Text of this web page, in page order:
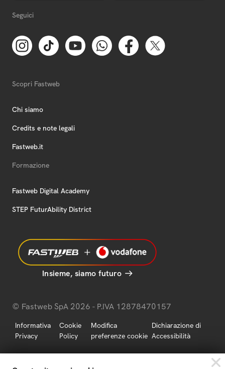
Seguici
Scopri Fastweb
Chi siamo
Credits e note legali
Fastweb.it
Formazione
Fastweb Digital Academy
STEP FuturAbility District
Insieme, siamo futuro
© Fastweb SpA 2026 - P.IVA 12878470157
Informativa
Privacy
Cookie
Policy
Modifica
preferenze cookie
Dichiarazione di
Accessibilità